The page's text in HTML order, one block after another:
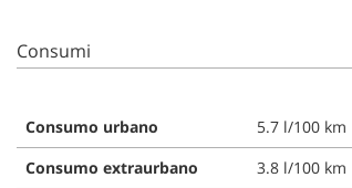
Consumi
Consumo urbano
5.7 l/100 km
Consumo extraurbano
3.8 l/100 km